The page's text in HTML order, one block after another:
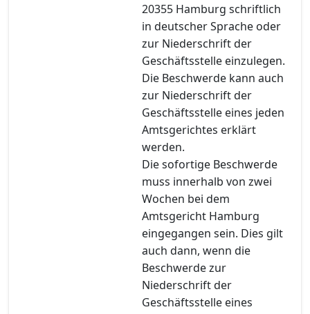
20355 Hamburg schriftlich
in deutscher Sprache oder
zur Niederschrift der
Geschäftsstelle einzulegen.
Die Beschwerde kann auch
zur Niederschrift der
Geschäftsstelle eines jeden
Amtsgerichtes erklärt
werden.
Die sofortige Beschwerde
muss innerhalb von zwei
Wochen bei dem
Amtsgericht Hamburg
eingegangen sein. Dies gilt
auch dann, wenn die
Beschwerde zur
Niederschrift der
Geschäftsstelle eines